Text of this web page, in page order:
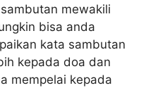
mewakili
bisa anda
kata sambutan
kepada doa dan
mempelai kepada